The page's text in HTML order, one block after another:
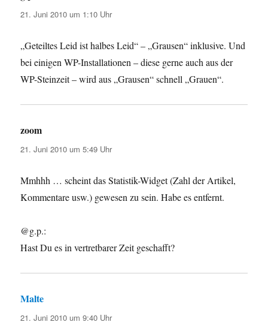
21. Juni 2010 um 1:10 Uhr
„Geteiltes Leid ist halbes Leid“ – „Grausen“ inklusive. Und
bei einigen WP-Installationen – diese gerne auch aus der
WP-Steinzeit – wird aus „Grausen“ schnell „Grauen“.
zoom
21. Juni 2010 um 5:49 Uhr
Mmhhh … scheint das Statistik-Widget (Zahl der Artikel,
Kommentare usw.) gewesen zu sein. Habe es entfernt.
@g.p.:
Hast Du es in vertretbarer Zeit geschafft?
Malte
21. Juni 2010 um 9:40 Uhr